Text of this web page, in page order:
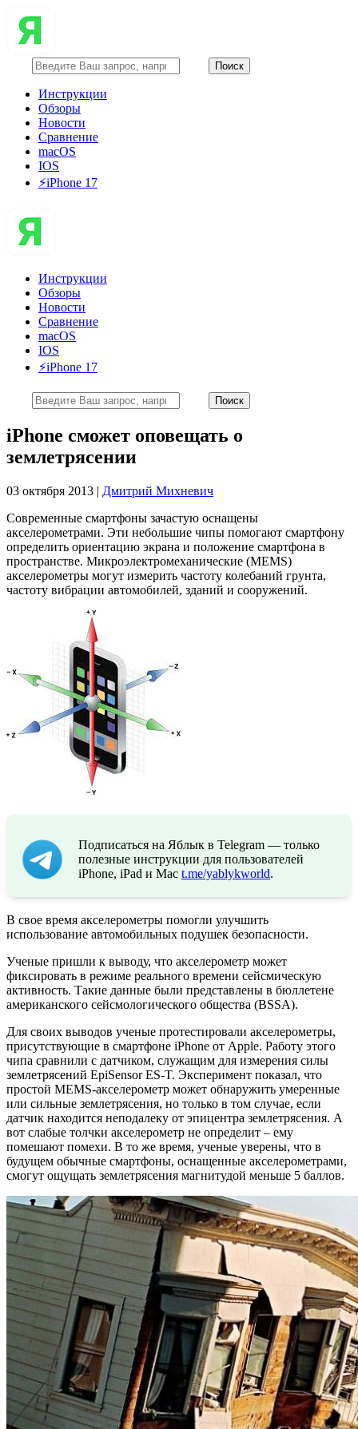
Инструкции
Обзоры
Новости
Сравнение
macOS
IOS
⚡️iPhone 17
Инструкции
Обзоры
Новости
Сравнение
macOS
IOS
⚡️iPhone 17
iPhone сможет оповещать о
землетрясении
03 октября 2013 | Дмитрий Михневич
Современные смартфоны зачастую оснащены
акселерометрами. Эти небольшие чипы помогают смартфону
определить ориентацию экрана и положение смартфона в
пространстве. Микроэлектромеханические (MEMS)
акселерометры могут измерить частоту колебаний грунта,
частоту вибрации автомобилей, зданий и сооружений.
Подписаться на Яблык в Telegram — только
полезные инструкции для пользователей
iPhone, iPad и Mac t.me/yablykworld.
В свое время акселерометры помогли улучшить
использование автомобильных подушек безопасности.
Ученые пришли к выводу, что акселерометр может
фиксировать в режиме реального времени сейсмическую
активность. Такие данные были представлены в бюллетене
американского сейсмологического общества (BSSA).
Для своих выводов ученые протестировали акселерометры,
присутствующие в смартфоне iPhone от Apple. Работу этого
чипа сравнили с датчиком, служащим для измерения силы
землетрясений EpiSensor ES-T. Эксперимент показал, что
простой MEMS-акселерометр может обнаружить умеренные
или сильные землетрясения, но только в том случае, если
датчик находится неподалеку от эпицентра землетрясения. А
вот слабые толчки акселерометр не определит – ему
помешают помехи. В то же время, ученые уверены, что в
будущем обычные смартфоны, оснащенные акселерометрами,
смогут ощущать землетрясения магнитудой меньше 5 баллов.